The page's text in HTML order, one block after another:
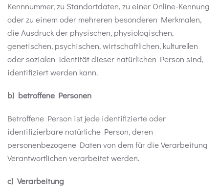
Kennnummer, zu Standortdaten, zu einer Online-Kennung
oder zu einem oder mehreren besonderen Merkmalen,
die Ausdruck der physischen, physiologischen,
genetischen, psychischen, wirtschaftlichen, kulturellen
oder sozialen Identität dieser natürlichen Person sind,
identifiziert werden kann.
b) betroffene Personen
Betroffene Person ist jede identifizierte oder
identifizierbare natürliche Person, deren
personenbezogene Daten von dem für die Verarbeitung
Verantwortlichen verarbeitet werden.
c) Verarbeitung